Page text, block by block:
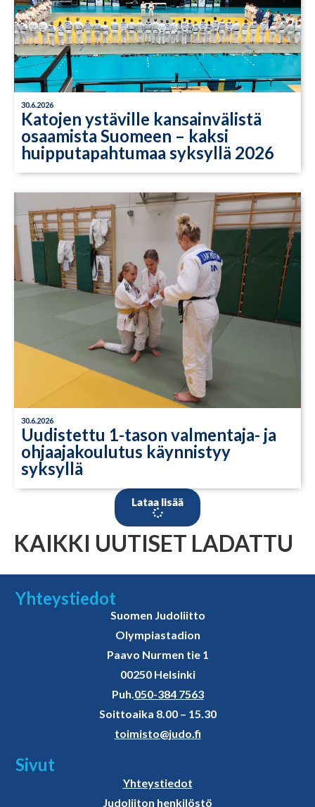
30.6.2026
Katojen ystäville kansainvälistä
osaamista Suomeen – kaksi
huipputapahtumaa syksyllä 2026
30.6.2026
Uudistettu 1-tason valmentaja- ja
ohjaajakoulutus käynnistyy
syksyllä
Lataa lisää
KAIKKI UUTISET LADATTU
Yhteystiedot
Suomen Judoliitto
Olympiastadion
Paavo Nurmen tie 1
00250 Helsinki
Puh. 050-384 7563
Soittoaika 8.00 – 15.30
toimisto@judo.fi
Sivut
Yhteystiedot
Judoliiton henkilöstö